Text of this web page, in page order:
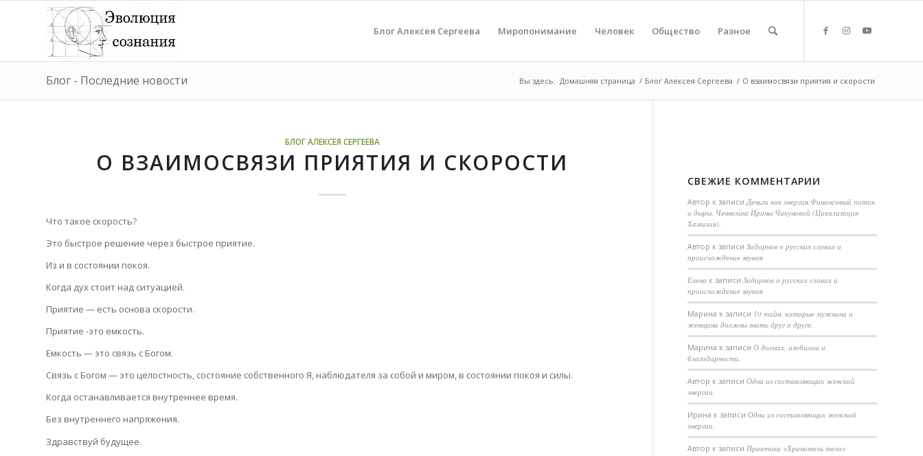
Блог Алексея Сергеева Миропонимание Человек Общество Разное
Блог - Последние новости Вы здесь: Домашняя страница / Блог Алексея Сергеева / О взаимосвязи приятия и скорости
БЛОГ АЛЕКСЕЯ СЕРГЕЕВА
О ВЗАИМОСВЯЗИ ПРИЯТИЯ И СКОРОСТИ
Что такое скорость?
Это быстрое решение через быстрое приятие.
Из и в состоянии покоя.
Когда дух стоит над ситуацией.
Приятие — есть основа скорости.
Приятие -это емкость.
Емкость — это связь с Богом.
Связь с Богом — это целостность, состояние собственного Я, наблюдателя за собой и миром, в состоянии покоя и силы.
Когда останавливается внутреннее время.
Без внутреннего напряжения.
Здравствуй будущее.
СВЕЖИЕ КОММЕНТАРИИ
Автор к записиДеньги как энергия.Финансовый поток
и дыры. Ченнелинг Ирины Чикуновой (Цивилизация
Хамилия).
Aвтор к записиЗадорнов о русских словах и
происхождение звуков
Елена к записиЗадорнов о русских словах и
происхождение звуков
Марина к записи 10 тайн, которые мужчина и
женщина должны знать друг о друге.
Марина к записиО догмах, изобилии и
благодарности.
Автор к записиОдни из составляющих женской
энергии.
Ирина к записиОдни из составляющих женской
энергии.
Автор к записиПрактика «Хранитель тела»